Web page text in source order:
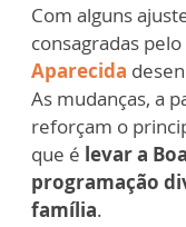
Com alguns
consagradas
Aparecida
As mudanças, a
reforçam o
que é levar a
programação
família.